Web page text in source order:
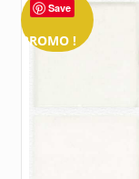
PROMO !
Save